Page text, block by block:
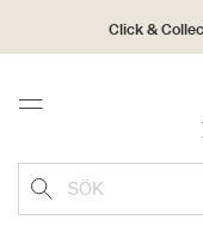
Click &
Menu
SÖK